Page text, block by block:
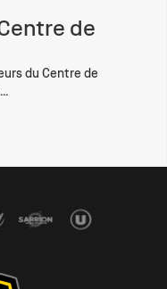
de
du Centre de